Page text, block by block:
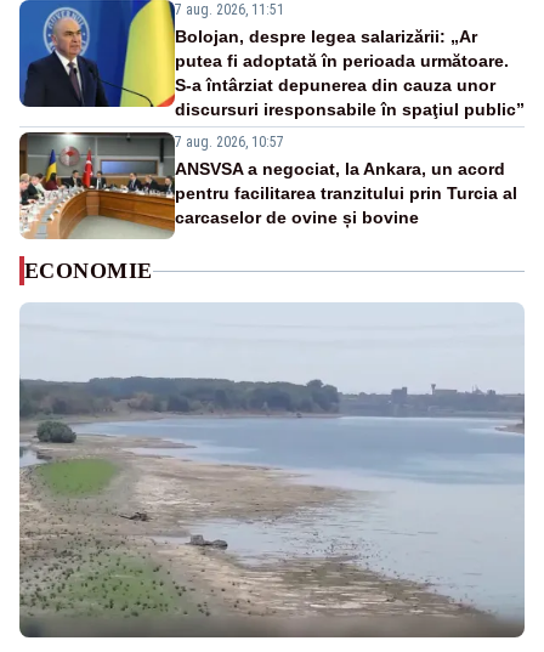
7 aug. 2026, 11:51
Bolojan, despre legea salarizării: „Ar
putea fi adoptată în perioada următoare.
S-a întârziat depunerea din cauza unor
discursuri iresponsabile în spaţiul public”
7 aug. 2026, 10:57
ANSVSA a negociat, la Ankara, un acord
pentru facilitarea tranzitului prin Turcia al
carcaselor de ovine și bovine
ECONOMIE